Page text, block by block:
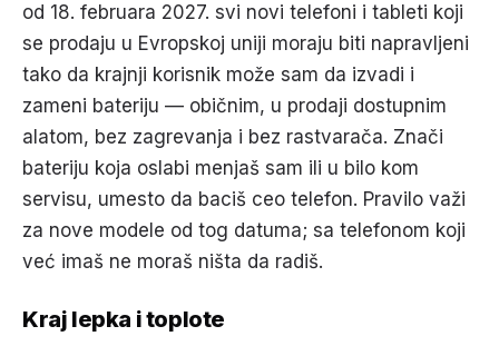
od 18. februara 2027. svi novi telefoni i tableti koji
se prodaju u Evropskoj uniji moraju biti napravljeni
tako da krajnji korisnik može sam da izvadi i
zameni bateriju — običnim, u prodaji dostupnim
alatom, bez zagrevanja i bez rastvarača. Znači
bateriju koja oslabi menjaš sam ili u bilo kom
servisu, umesto da baciš ceo telefon. Pravilo važi
za nove modele od tog datuma; sa telefonom koji
već imaš ne moraš ništa da radiš.
Kraj lepka i toplote